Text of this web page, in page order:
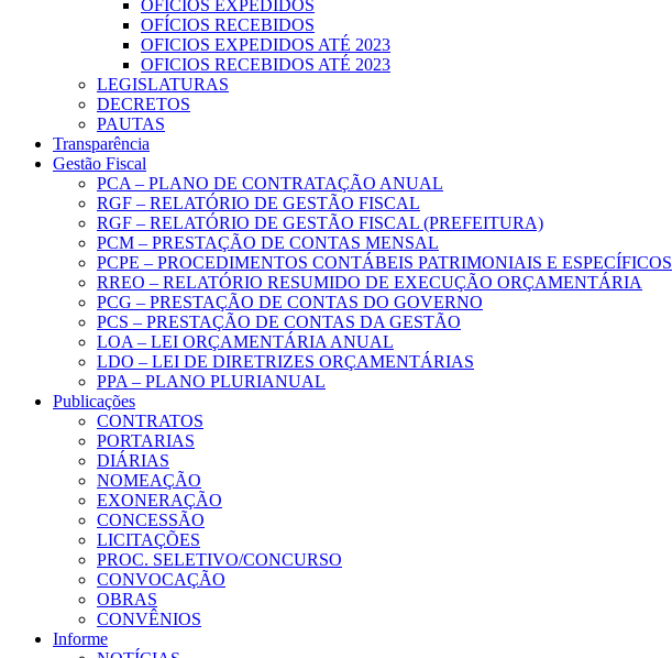
OFICIOS EXPEDIDOS
OFÍCIOS RECEBIDOS
OFICIOS EXPEDIDOS ATÉ 2023
OFICIOS RECEBIDOS ATÉ 2023
LEGISLATURAS
DECRETOS
PAUTAS
Transparência
Gestão Fiscal
PCA – PLANO DE CONTRATAÇÃO ANUAL
RGF – RELATÓRIO DE GESTÃO FISCAL
RGF – RELATÓRIO DE GESTÃO FISCAL (PREFEITURA)
PCM – PRESTAÇÃO DE CONTAS MENSAL
PCPE – PROCEDIMENTOS CONTÁBEIS PATRIMONIAIS E ESPECÍFICOS
RREO – RELATÓRIO RESUMIDO DE EXECUÇÃO ORÇAMENTÁRIA
PCG – PRESTAÇÃO DE CONTAS DO GOVERNO
PCS – PRESTAÇÃO DE CONTAS DA GESTÃO
LOA – LEI ORÇAMENTÁRIA ANUAL
LDO – LEI DE DIRETRIZES ORÇAMENTÁRIAS
PPA – PLANO PLURIANUAL
Publicações
CONTRATOS
PORTARIAS
DIÁRIAS
NOMEAÇÃO
EXONERAÇÃO
CONCESSÃO
LICITAÇÕES
PROC. SELETIVO/CONCURSO
CONVOCAÇÃO
OBRAS
CONVÊNIOS
Informe